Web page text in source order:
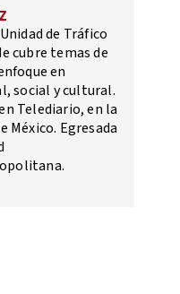
de Tráfico
cubre temas de
en
social y cultural.
Telediario, en la
México. Egresada